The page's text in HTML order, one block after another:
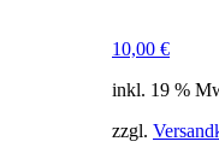
10,00 €
inkl. 19 %
zzgl.